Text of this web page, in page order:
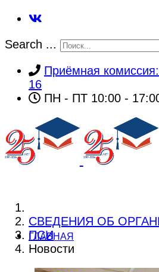
Search ...
Приёмная
16
ПН - ПТ 10:00 -
ГЛАВНАЯ
СВЕДЕНИЯ ОБ
ПСИ
Новости